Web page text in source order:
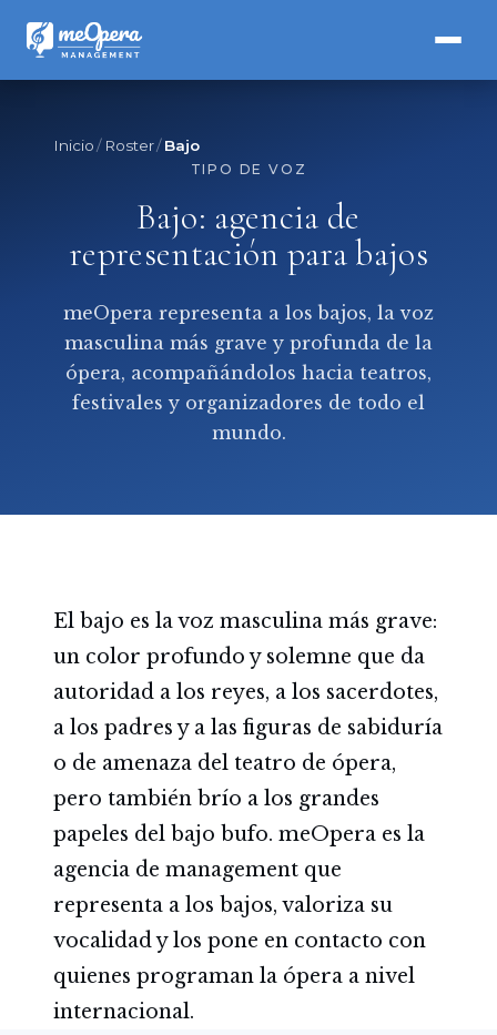
Inicio Roster Bajo
TIPO DE VOZ
Bajo: agencia de
representación para bajos
meOpera representa a los bajos, la voz
masculina más grave y profunda de la
ópera, acompañándolos hacia teatros,
festivales y organizadores de todo el
mundo.
El bajo es la voz masculina más grave:
un color profundo y solemne que da
autoridad a los reyes, a los sacerdotes,
a los padres y a las figuras de sabiduría
o de amenaza del teatro de ópera,
pero también brío a los grandes
papeles del bajo bufo. meOpera es la
agencia de management que
representa a los bajos, valoriza su
vocalidad y los pone en contacto con
quienes programan la ópera a nivel
internacional.